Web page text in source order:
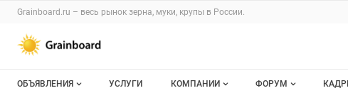
Раздел навигации по сайту grainboard.ru
Grainboard.ru – весь рынок зерна, муки, крупы в России.
Авторизация и меню пользователя
Навигация по разделам сайта grainboard.ru
ОБЪЯВЛЕНИЯ УСЛУГИ КОМПАНИИ ФОРУМ